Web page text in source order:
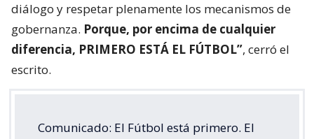
diálogo y respetar plenamente los mecanismos de
gobernanza. Porque, por encima de cualquier
diferencia, PRIMERO ESTÁ EL FÚTBOL”, cerró el
escrito.
Comunicado: El Fútbol está primero. El